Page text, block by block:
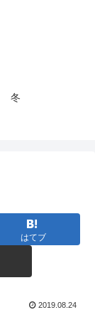
冬
はてブ
2019.08.24